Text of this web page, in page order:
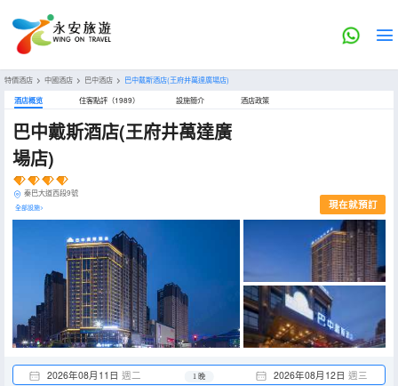
特價酒店 > 中國酒店 > 巴中酒店 > 巴中戴斯酒店(王府井萬達廣場店)
酒店概览 住客點評（1989） 設施簡介 酒店政策
巴中戴斯酒店(王府井萬達廣
場店)
秦巴大道西段9號
全部設施> 現在就預訂
2026年08月11日 週二 2026年08月12日 週三
1 晚